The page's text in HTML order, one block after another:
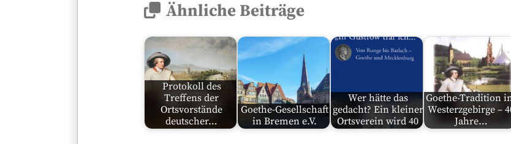
Ähnliche Beiträge
Protokoll des
Treffens der
Ortsvorstände
deutscher…
Goethe-Gesellschaft
in Bremen e.V.
Wer hätte das
gedacht? Ein kleiner
Ortsverein wird 40
Goethe-Tradition
Westerzgebirge –
Jahre…